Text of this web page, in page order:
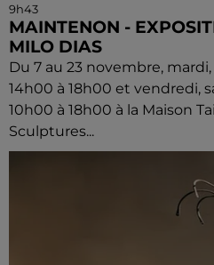
9h43
MAINTENON -
MILO DIAS
Du 7 au 23 novembre,
14h00 à 18h00 et vendredi,
10h00 à 18h00 à la Maison
Sculptures...